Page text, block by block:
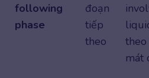
following
phase
đoạn
tiếp
theo
mát